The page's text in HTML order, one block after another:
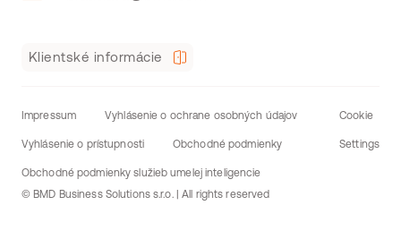
Klientské informácie
Impressum Vyhlásenie o ochrane osobných údajov
Vyhlásenie o prístupnosti Obchodné podmienky
Obchodné podmienky služieb umelej inteligencie
Cookie
Settings
© BMD Business Solutions s.r.o. | All rights reserved